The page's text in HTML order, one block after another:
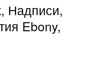
Надписи,
Ebony,